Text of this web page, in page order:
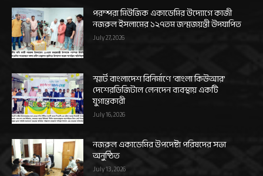
পরম্পরা মিউজিক একাডেমির উদ্যোগে কাজী
নজরুল ইসলামের ১২৭তম জন্মজয়ন্তী উদযাপিত
July 27, 2026
স্মার্ট বাংলাদেশ বিনির্মাণে ‘বাংলা কিউআর’
দেশেরডিজিটাল লেনদেন ব্যবস্থায় একটি
যুগান্তকারী
July 16, 2026
নজরুল একাডেমির উপদেষ্টা পরিষদের সভা
অনুষ্ঠিত
July 13, 2026